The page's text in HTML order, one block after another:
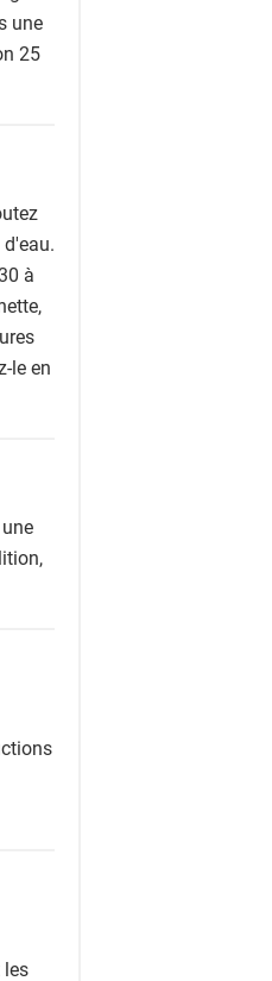
une
25
à
le en
les